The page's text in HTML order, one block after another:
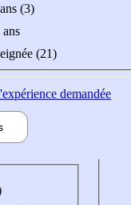
(3)
(21)
demandée